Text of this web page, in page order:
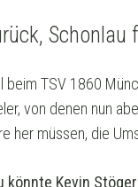
Schonlau
beim TSV 1860
von denen nun
her müssen, die
könnte Kevin